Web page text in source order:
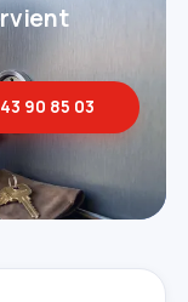
90 85 03